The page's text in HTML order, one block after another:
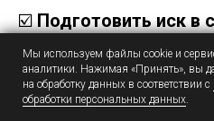
☑️Подготовить иск в
признать
восстановить на
Мы используем файлы cookie и
аналитики. Нажимая «Принять», вы
на обработку данных в соответствии с
обработки персональных данных.
Наш Telegram Шансы